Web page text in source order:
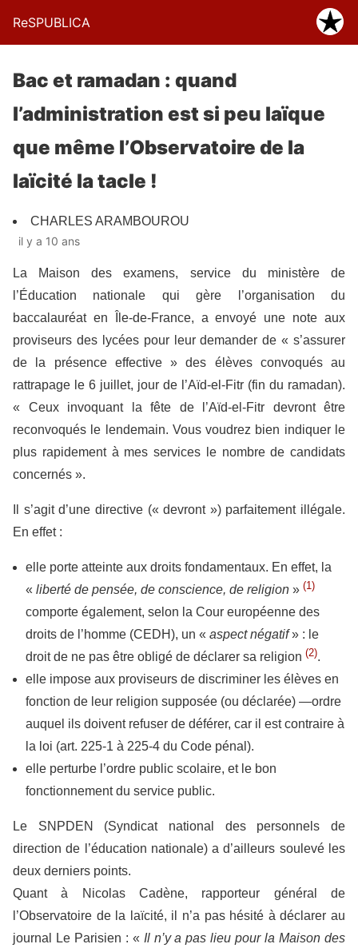
ReSPUBLICA
Bac et ramadan : quand
l’administration est si peu laïque
que même l’Observatoire de la
laïcité la tacle !
CHARLES ARAMBOUROU
il y a 10 ans
La Maison des examens, service du ministère de
l’Éducation nationale qui gère l’organisation du
baccalauréat en Île-de-France, a envoyé une note aux
proviseurs des lycées pour leur demander de « s’assurer
de la présence effective » des élèves convoqués au
rattrapage le 6 juillet, jour de l’Aïd-el-Fitr (fin du ramadan).
« Ceux invoquant la fête de l’Aïd-el-Fitr devront être
reconvoqués le lendemain. Vous voudrez bien indiquer le
plus rapidement à mes services le nombre de candidats
concernés ».
Il s’agit d’une directive (« devront ») parfaitement illégale.
En effet :
elle porte atteinte aux droits fondamentaux. En effet, la
« liberté de pensée, de conscience, de religion » (1)
comporte également, selon la Cour européenne des
droits de l’homme (CEDH), un « aspect négatif» : le
droit de ne pas être obligé de déclarer sa religion (2).
elle impose aux proviseurs de discriminer les élèves en
fonction de leur religion supposée (ou déclarée) —ordre
auquel ils doivent refuser de déférer, car il est contraire à
la loi (art. 225-1 à 225-4 du Code pénal).
elle perturbe l’ordre public scolaire, et le bon
fonctionnement du service public.
Le SNPDEN (Syndicat national des personnels de
direction de l’éducation nationale) a d’ailleurs soulevé les
deux derniers points.
Quant à Nicolas Cadène, rapporteur général de
l’Observatoire de la laïcité, il n’a pas hésité à déclarer au
journal Le Parisien : « Il n’y a pas lieu pour la Maison des